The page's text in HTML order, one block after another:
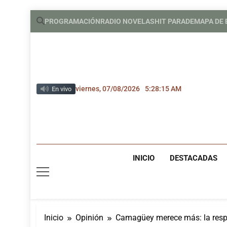
Saltar
PROGRAMACIÓNRADIO NOVELASHIT PARADEMAPA DE
En vivo viernes, 07/08/2026 5:28:16 AM
INICIO DESTACADAS
Inicio Opinión Camagüey merece más: la